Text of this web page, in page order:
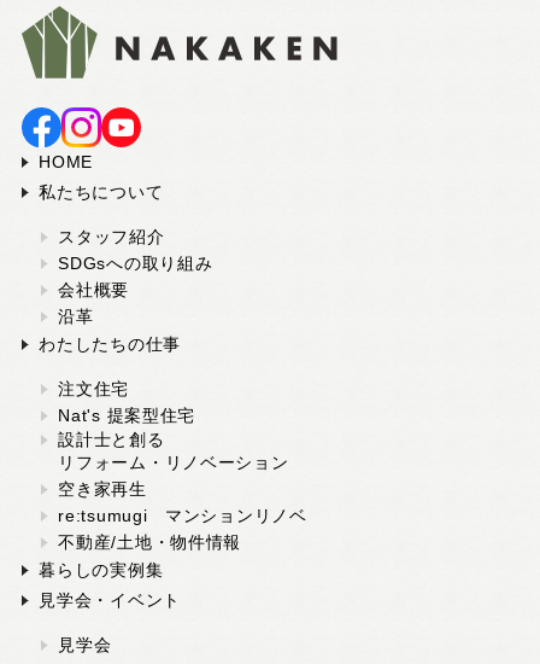
スタッフ紹介
SDGsへの取り組み
沿革
よくある質問
求人情報
お電話でのお問い合わせ
TEL: 052-911-9345
[受付時間] 9:00～18:00
モデルハウス見学予約
HOME
私たちについて
スタッフ紹介
SDGsへの取り組み
会社概要
沿革
わたしたちの仕事
注文住宅
Nat's 提案型住宅
設計士と創る
リフォーム・リノベーション
空き家再生
re:tsumugi マンションリノベ
不動産/土地・物件情報
暮らしの実例集
見学会・イベント
見学会